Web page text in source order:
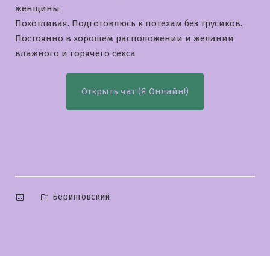
женщины
Похотливая. Подготовлюсь к потехам без трусиков.
Постоянно в хорошем расположении и желании
влажного и горячего секса
Открыть чат (Я Онлайн!)
Опубликовано
Беринговский